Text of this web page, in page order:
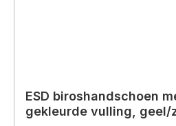
ESD biroshandschoen
gekleurde vulling, geel/